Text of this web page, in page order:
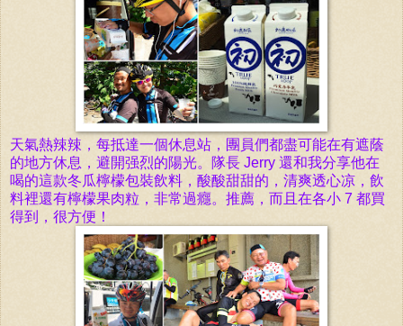
天氣熱辣辣，每抵達一個休息站，團員們都盡可能在有遮蔭
的地方休息，避開强烈的陽光。隊長 Jerry 還和我分享他在
喝的這款冬瓜檸檬包裝飲料， 酸酸甜甜的，清爽透心凉，飲
料裡還有檸檬果肉粒，非常過癮。 推薦，而且在各小 7 都買
得到，很方便！